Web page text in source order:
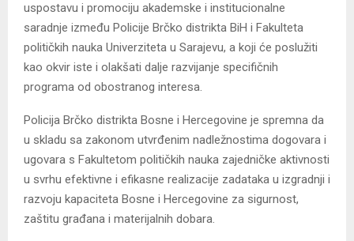
uspostavu i promociju akademske i institucionalne
saradnje između Policije Brčko distrikta BiH i Fakulteta
političkih nauka Univerziteta u Sarajevu, a koji će poslužiti
kao okvir iste i olakšati dalje razvijanje specifičnih
programa od obostranog interesa.
Policija Brčko distrikta Bosne i Hercegovine je spremna da
u skladu sa zakonom utvrđenim nadležnostima dogovara i
ugovara s Fakultetom političkih nauka zajedničke aktivnosti
u svrhu efektivne i efikasne realizacije zadataka u izgradnji i
razvoju kapaciteta Bosne i Hercegovine za sigurnost,
zaštitu građana i materijalnih dobara.